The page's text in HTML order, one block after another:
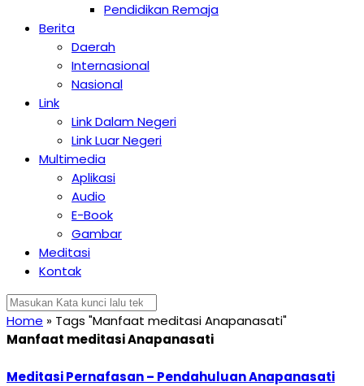
Pendidikan Remaja
Berita
Daerah
Internasional
Nasional
Link
Link Dalam Negeri
Link Luar Negeri
Multimedia
Aplikasi
Audio
E-Book
Gambar
Meditasi
Kontak
Home » Tags "Manfaat meditasi Anapanasati"
Manfaat meditasi Anapanasati
Meditasi Pernafasan – Pendahuluan Anapanasati